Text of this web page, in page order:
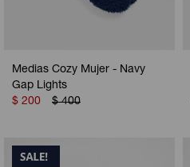
Medias Cozy Mujer - Navy
Gap Lights
$ 200 $ 400